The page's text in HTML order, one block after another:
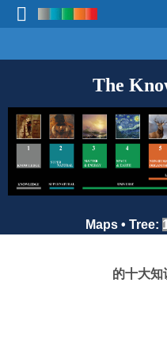
The
Maps • Tree:
的十大